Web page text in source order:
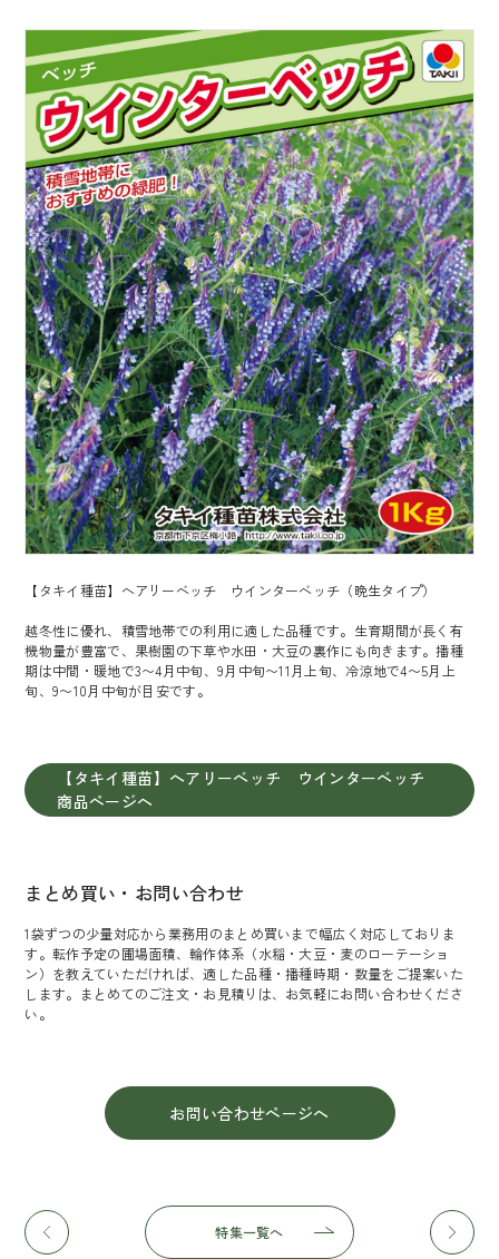
【タキイ種苗】ヘアリーベッチ ウインターベッチ（晩生タイプ）
越冬性に優れ、積雪地帯での利用に適した品種です。生育期間が長く有
機物量が豊富で、果樹園の下草や水田・大豆の裏作にも向きます。播種
期は中間・暖地で3〜4月中旬、9月中旬〜11月上旬、冷涼地で4〜5月上
旬、9〜10月中旬が目安です。
【タキイ種苗】ヘアリーベッチ ウインターベッチ
商品ページへ
まとめ買い・お問い合わせ
1袋ずつの少量対応から業務用のまとめ買いまで幅広く対応しておりま
す。転作予定の圃場面積、輪作体系（水稲・大豆・麦のローテーショ
ン）を教えていただければ、適した品種・播種時期・数量をご提案いた
します。まとめてのご注文・お見積りは、お気軽にお問い合わせくださ
い。
お問い合わせページへ
特集一覧へ